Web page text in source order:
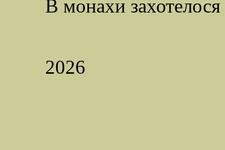
В монахи захотелося
2026